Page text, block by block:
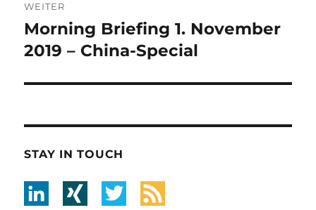
WEITER
Nächster
Beitrag:
Morning Briefing 1. November
2019 – China-Special
STAY IN TOUCH